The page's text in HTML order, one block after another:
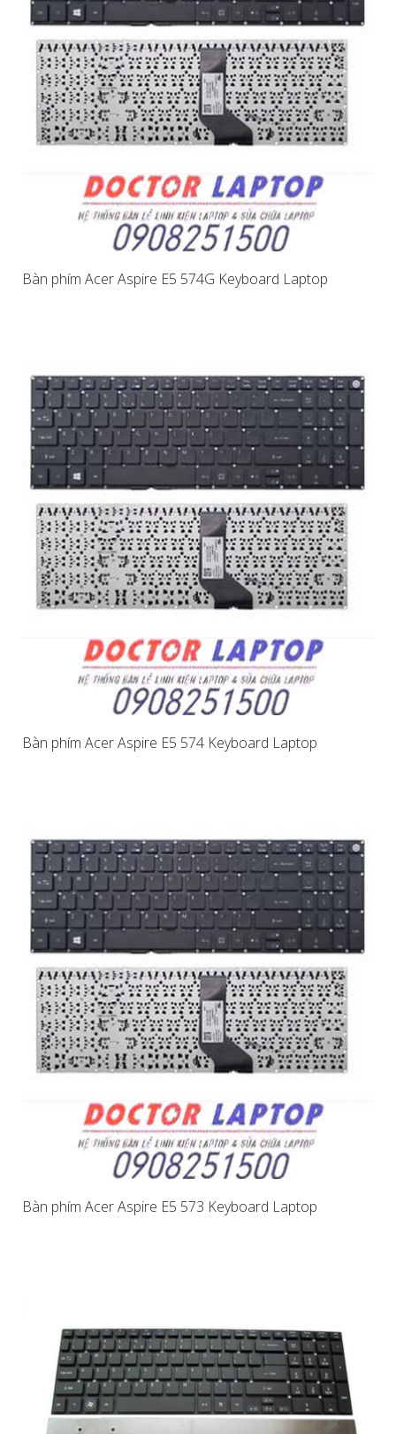
Bàn phím Acer Aspire E5 574G Keyboard Laptop
Bàn phím Acer Aspire E5 574 Keyboard Laptop
Bàn phím Acer Aspire E5 573 Keyboard Laptop